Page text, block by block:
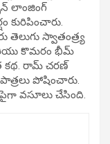
లాంజింగ్
కురిపించారు.
తెలుగు స్వాతంత్ర్య
కొమరం భీమ్
కథ. రామ్ చరణ్
పోషించారు.
పైగా వసూలు చేసింది.